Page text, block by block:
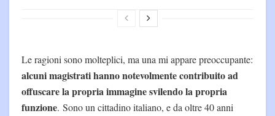
Le ragioni sono molteplici, ma una mi appare preoccupante:
alcuni magistrati hanno notevolmente contribuito ad
offuscare la propria immagine svilendo la propria
funzione. Sono un cittadino italiano, e da oltre 40 anni